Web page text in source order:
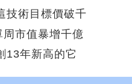
術目標價破千
市值暴增千億
年新高的它